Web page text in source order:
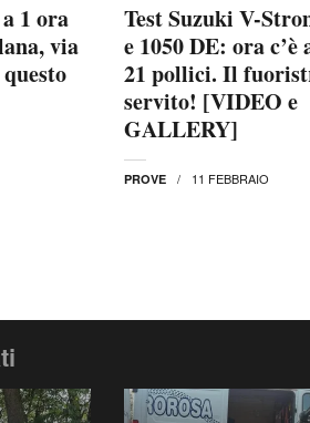
1 ora
via
Test Suzuki V-
e 1050 DE: ora c’è
21 pollici. Il
servito! [VIDEO e
GALLERY]
PROVE 11 FEBBRAIO